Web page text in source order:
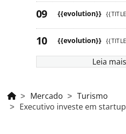
{{evolution}}
{{evolution}}
Leia mais
Mercado
Turismo
Executivo investe em